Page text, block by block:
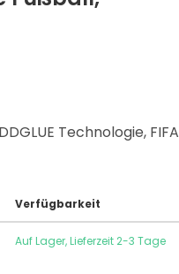
Technologie, FIFA
Verfügbarkeit
Auf Lager, Lieferzeit 2-3 Tage